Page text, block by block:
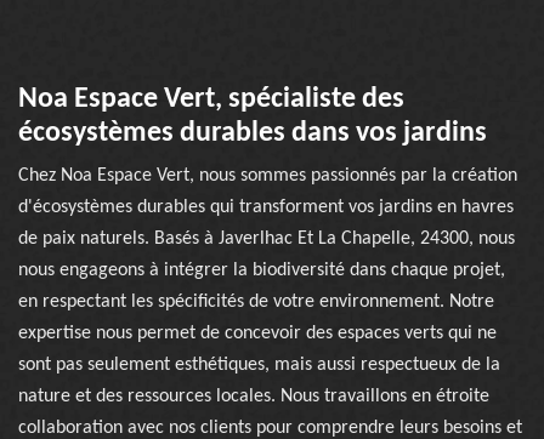
Noa Espace Vert, spécialiste des
écosystèmes durables dans vos jardins
Chez Noa Espace Vert, nous sommes passionnés par la création
d'écosystèmes durables qui transforment vos jardins en havres
de paix naturels. Basés à Javerlhac Et La Chapelle, 24300, nous
nous engageons à intégrer la biodiversité dans chaque projet,
en respectant les spécificités de votre environnement. Notre
expertise nous permet de concevoir des espaces verts qui ne
sont pas seulement esthétiques, mais aussi respectueux de la
nature et des ressources locales. Nous travaillons en étroite
collaboration avec nos clients pour comprendre leurs besoins et